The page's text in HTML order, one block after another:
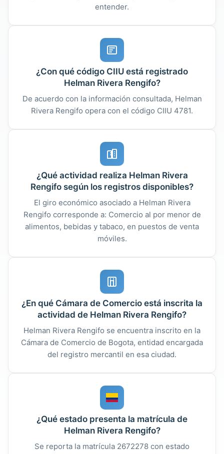
entender.
¿Con qué código CIIU está registrado
Helman Rivera Rengifo?
De acuerdo con la información consultada, Helman
Rivera Rengifo opera con el código CIIU 4781.
¿Qué actividad realiza Helman Rivera
Rengifo según los registros disponibles?
El giro económico asociado a Helman Rivera
Rengifo corresponde a: Comercio al por menor de
alimentos, bebidas y tabaco, en puestos de venta
móviles.
¿En qué Cámara de Comercio está inscrita la
actividad de Helman Rivera Rengifo?
Helman Rivera Rengifo se encuentra inscrito en la
Cámara de Comercio de Bogota, entidad encargada
del registro mercantil en esa ciudad.
¿Qué estado presenta la matrícula de
Helman Rivera Rengifo?
Se reporta la matrícula 2672278 con estado